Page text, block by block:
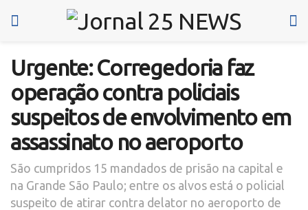
Urgente: Corregedoria faz
operação contra policiais
suspeitos de envolvimento em
assassinato no aeroporto
São cumpridos 15 mandados de prisão na capital e
na Grande São Paulo; entre os alvos está o policial
suspeito de atirar contra delator no aeroporto de